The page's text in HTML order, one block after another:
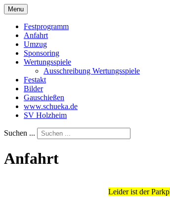
Menu
Festprogramm
Anfahrt
Umzug
Sponsoring
Wertungsspiele
Ausschreibung Wertungsspiele
Festakt
Bilder
Gauschießen
www.schueka.de
SV Holzheim
Suchen ...
Anfahrt
Leider ist der